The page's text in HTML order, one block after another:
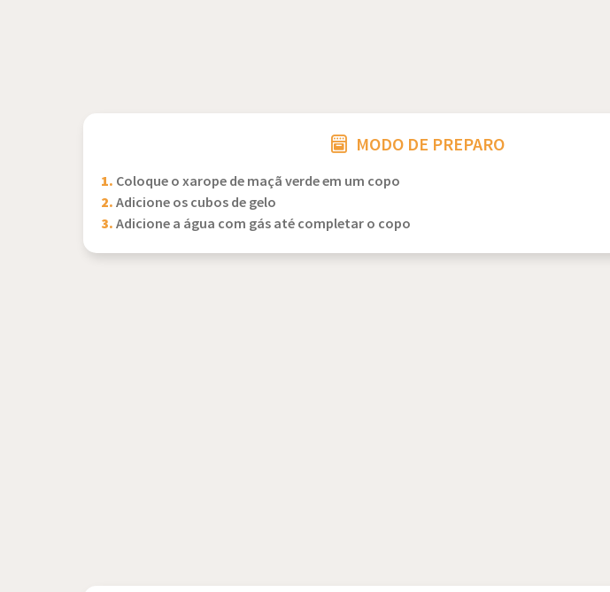
MODO DE PREPARO
1. Coloque o xarope de maçã verde em um copo
2.Adicione os cubos de gelo
3.Adicione a água com gás até completar o copo